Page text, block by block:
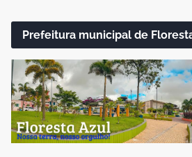
Prefeitura municipal de